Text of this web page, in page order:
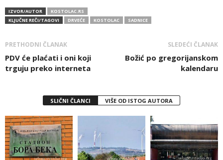
IZVOR/AUTOR
KOSTOLAC.RS
KLJUČNE REČI/TAGOVI
DRVEĆE KOSTOLAC SADNICE
PRETHODNI ČLANAK
PDV će plaćati i oni koji
trguju preko interneta
SLEDEĆI ČLANAK
Božić po gregorijanskom
kalendaru
SLIČNI ČLANCI VIŠE OD ISTOG AUTORA